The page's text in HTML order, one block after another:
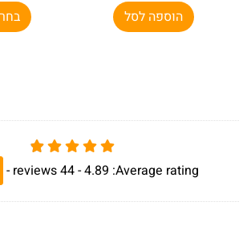
הוספה לסל
Average rating:
4.89 -
44
reviews
-